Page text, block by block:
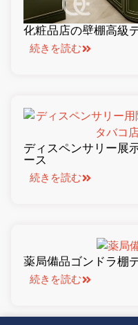
化粧品店の壁棚高級
続きを読む
ディスペンサリー展
ース
続きを読む
薬局備品ゴンドラ棚
続きを読む